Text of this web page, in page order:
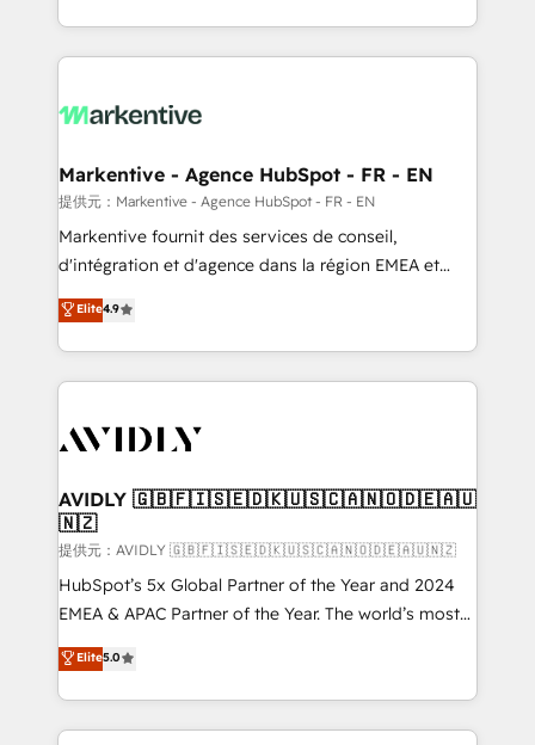
か？ ✓ HubSpot Eliteパートナー認定 ✓ HubSpotアワ
ード受賞・HUGリーダー ✓ ISO27001:2022 /
HubSpot大百科 出版 CRM・AI活用に関するご相談、現
せください。
Loop Marketing framework through expert-led
services, smart agents, and purpose-built apps,
results, fast. ⚙️CRM & RevOps: Align all Hubs to your
🎯Demand Gen & ABM: Drive pipeline with inbound,
ABM, AEO, SEO, & paid media. 👩‍💻Web Design:
Build high-performing websites with UX, messaging,
& conversion strategy that drive results. 🤖AI
AI, & maximize AEO with tailored AI services. 🧩
Integrations: Extend HubSpot with custom
Markentive - Agence HubSpot - FR - EN
提供元：Markentive - Agence HubSpot - FR - EN
Markentive fournit des services de conseil,
d'intégration et d'agence dans la région EMEA et
North America. Avec plus de 115 experts en
marketing automation, Growth, Revops, CRM et
webdesign. Markentive is both a consulting firm, a
digital agency and an integrator. With over 115
CRM and webdesign (We focus on EMEA - USA
Elite4.9
AVIDLY 🇬🇧🇫🇮🇸🇪🇩🇰🇺🇸🇨🇦🇳🇴🇩🇪🇦🇺
🇳🇿
提供元：AVIDLY 🇬🇧🇫🇮🇸🇪🇩🇰🇺🇸🇨🇦🇳🇴🇩🇪🇦🇺🇳🇿
HubSpot’s 5x Global Partner of the Year and 2024
EMEA & APAC Partner of the Year. The world’s most
experienced and fully accredited HubSpot Solutions
Partner. 🚀 With 2,750+ HubSpot projects delivered
and 370+ specialists across EMEA, APAC and NAM,
we de-risk complex CRM programmes and
Elite5.0